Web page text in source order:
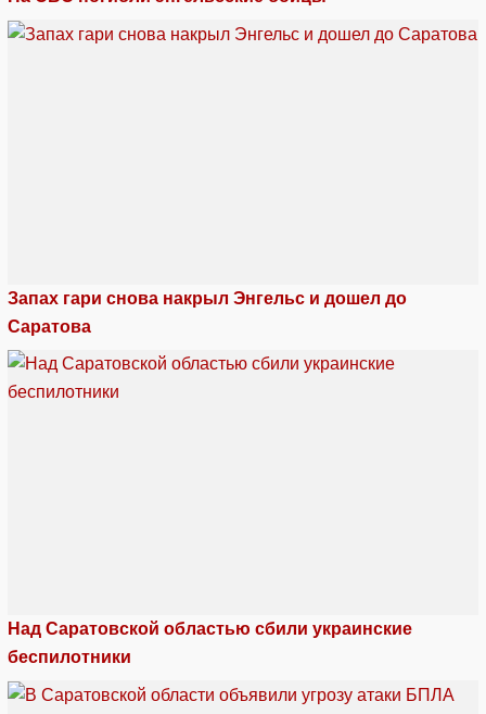
Запах гари снова накрыл Энгельс и дошел до
Саратова
Над Саратовской областью сбили украинские
беспилотники